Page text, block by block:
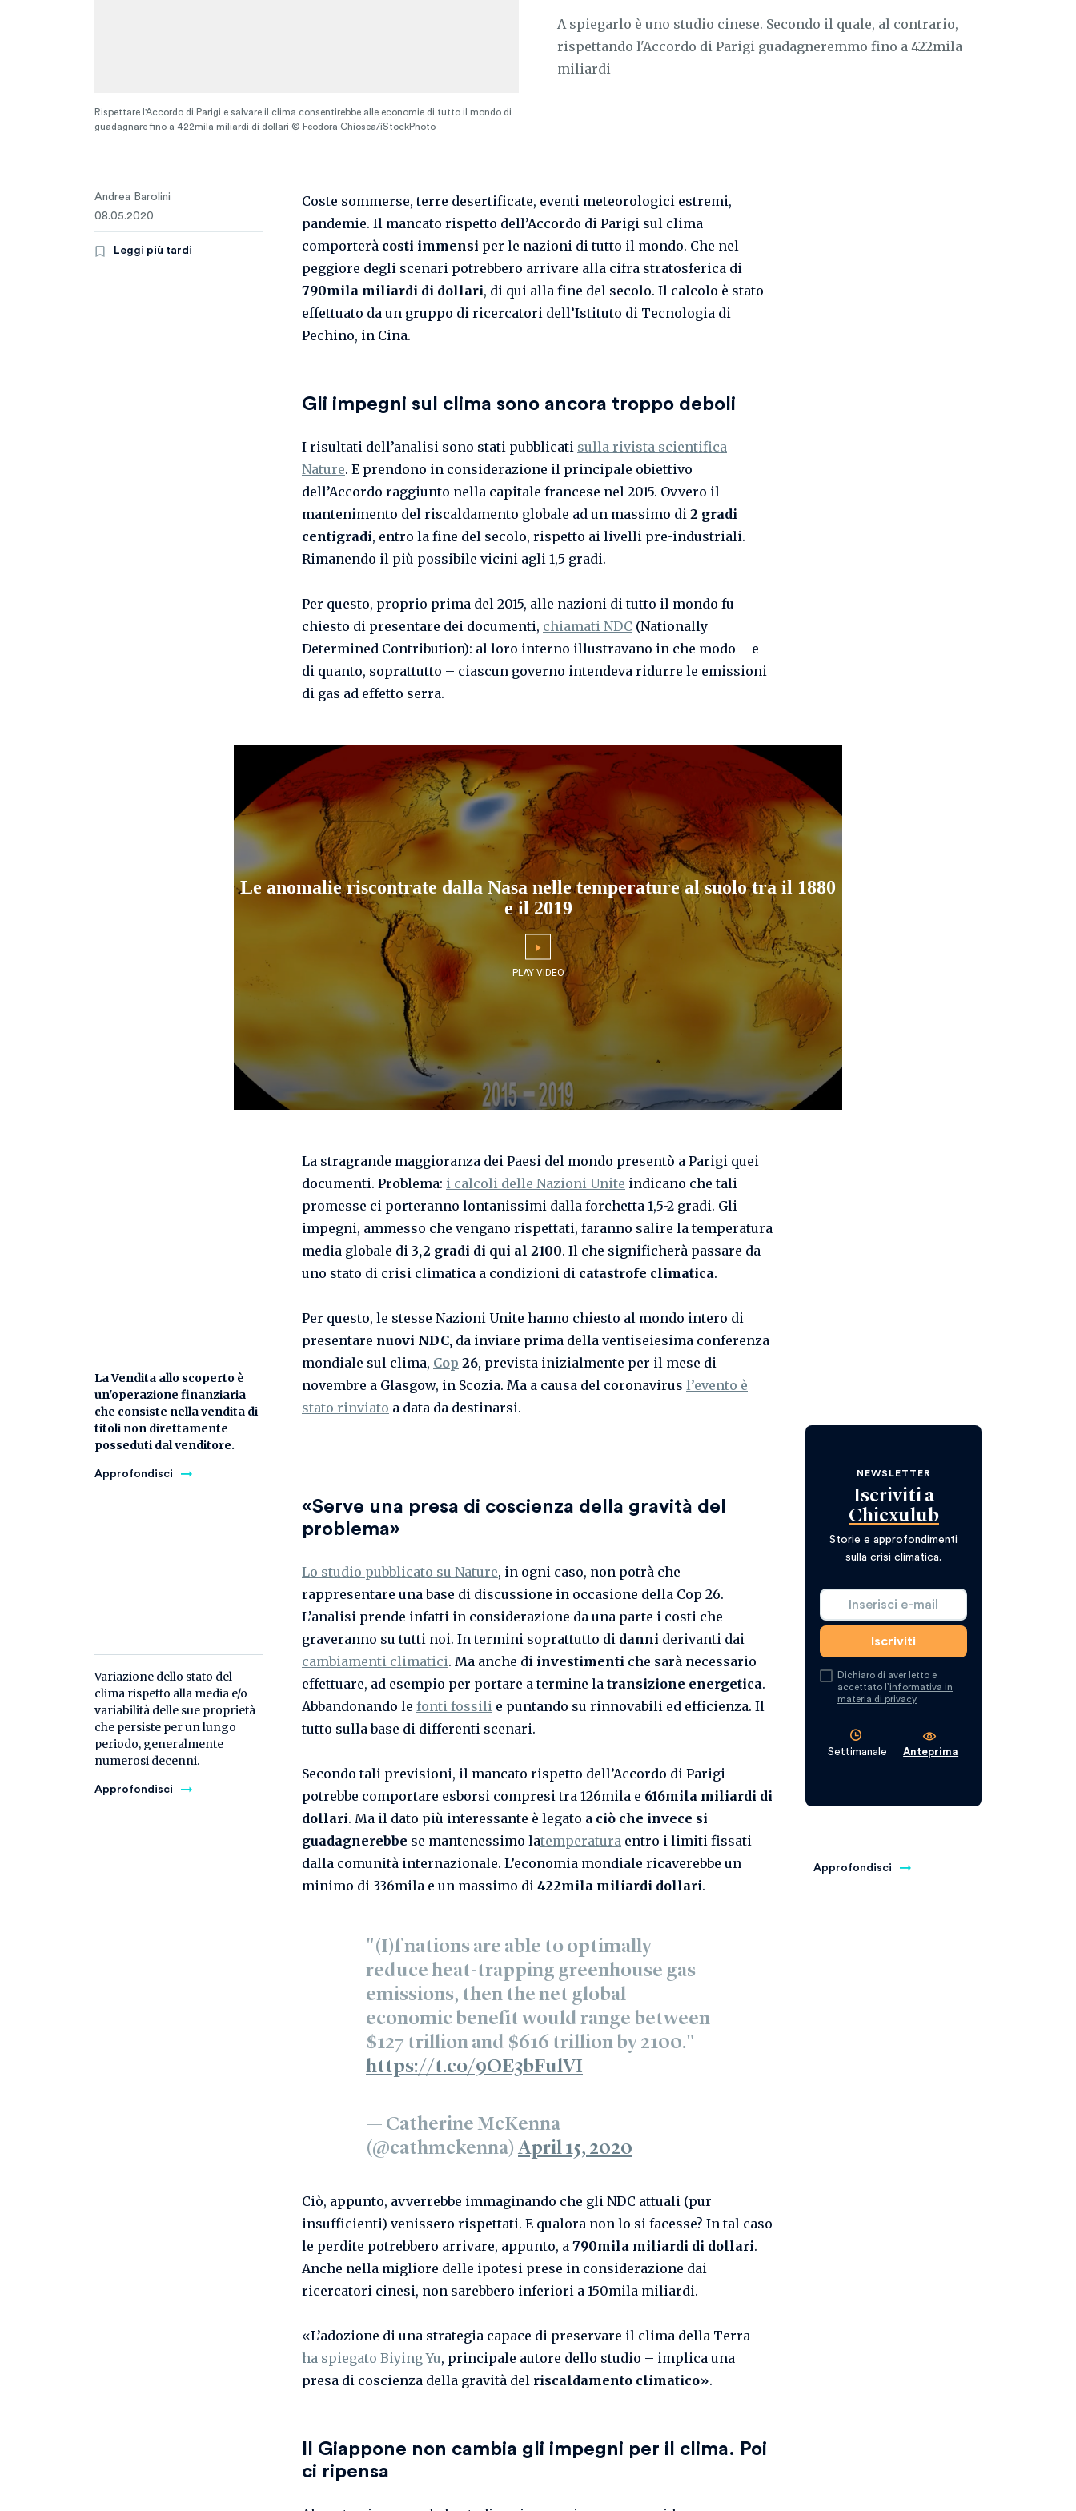
A spiegarlo è uno studio cinese. Secondo il quale, al contrario,
rispettando l'Accordo di Parigi guadagneremmo fino a 422mila
miliardi
Rispettare l'Accordo di Parigi e salvare il clima consentirebbe alle economie di tutto il mondo di
guadagnare fino a 422mila miliardi di dollari © Feodora Chiosea/iStockPhoto
Andrea Barolini
08.05.2020
Leggi più tardi
Coste sommerse, terre desertificate, eventi meteorologici estremi,
pandemie. Il mancato rispetto dell’Accordo di Parigi sul clima
comporterà costi immensi per le nazioni di tutto il mondo. Che nel
peggiore degli scenari potrebbero arrivare alla cifra stratosferica di
790mila miliardi di dollari, di qui alla fine del secolo. Il calcolo è stato
effettuato da un gruppo di ricercatori dell’Istituto di Tecnologia di
Pechino, in Cina.
Gli impegni sul clima sono ancora troppo deboli
I risultati dell’analisi sono stati pubblicati sulla rivista scientifica
Nature. E prendono in considerazione il principale obiettivo
dell’Accordo raggiunto nella capitale francese nel 2015. Ovvero il
mantenimento del riscaldamento globale ad un massimo di 2 gradi
centigradi, entro la fine del secolo, rispetto ai livelli pre-industriali.
Rimanendo il più possibile vicini agli 1,5 gradi.
Per questo, proprio prima del 2015, alle nazioni di tutto il mondo fu
chiesto di presentare dei documenti, chiamati NDC (Nationally
Determined Contribution): al loro interno illustravano in che modo – e
di quanto, soprattutto – ciascun governo intendeva ridurre le emissioni
di gas ad effetto serra.
Le anomalie riscontrate dalla Nasa nelle temperature al suolo tra il 1880
e il 2019
La stragrande maggioranza dei Paesi del mondo presentò a Parigi quei
documenti. Problema: i calcoli delle Nazioni Unite indicano che tali
promesse ci porteranno lontanissimi dalla forchetta 1,5-2 gradi. Gli
impegni, ammesso che vengano rispettati, faranno salire la temperatura
media globale di 3,2 gradi di qui al 2100. Il che significherà passare da
uno stato di crisi climatica a condizioni di catastrofe climatica.
Per questo, le stesse Nazioni Unite hanno chiesto al mondo intero di
presentare nuovi NDC, da inviare prima della ventiseiesima conferenza
mondiale sul clima, Cop
LaVendita allo scoperto è
un'operazione finanziaria
che consiste nella vendita di
titoli non direttamente
posseduti dal venditore.
Approfondisci
26, prevista inizialmente per il mese di
novembre a Glasgow, in Scozia. Ma a causa del coronavirus l’evento è
stato rinviato a data da destinarsi.
NEWSLETTER
Iscriviti a
Chicxulub
Storie e approfondimenti
sulla crisi climatica.
Dichiaro di aver letto e
accettato l’informativa in
materia di privacy
Settimanale Anteprima
«Serve una presa di coscienza della gravità del
problema»
Lo studio pubblicato su Nature, in ogni caso, non potrà che
rappresentare una base di discussione in occasione della Cop 26.
L’analisi prende infatti in considerazione da una parte i costi che
graveranno su tutti noi. In termini soprattutto di danni derivanti dai
cambiamenti climatici
Variazione dello stato del
clima rispetto alla media e/o
variabilità delle sue proprietà
che persiste per un lungo
periodo, generalmente
numerosi decenni.
Approfondisci
. Ma anche di investimenti che sarà necessario
effettuare, ad esempio per portare a termine la transizione energetica.
Abbandonando le fonti fossili e puntando su rinnovabili ed efficienza. Il
tutto sulla base di differenti scenari.
Secondo tali previsioni, il mancato rispetto dell’Accordo di Parigi
potrebbe comportare esborsi compresi tra 126mila e 616mila miliardi di
dollari. Ma il dato più interessante è legato a ciò che invece si
guadagnerebbe se mantenessimo latemperatura
Approfondisci
entro i limiti fissati
dalla comunità internazionale. L’economia mondiale ricaverebbe un
minimo di 336mila e un massimo di 422mila miliardi dollari.
"(I)f nations are able to optimally
reduce heat-trapping greenhouse gas
emissions, then the net global
economic benefit would range between
$127 trillion and $616 trillion by 2100."
https://t.co/9OE3bFulVI
— Catherine McKenna
(@cathmckenna) April 15, 2020
Ciò, appunto, avverrebbe immaginando che gli NDC attuali (pur
insufficienti) venissero rispettati. E qualora non lo si facesse? In tal caso
le perdite potrebbero arrivare, appunto, a 790mila miliardi di dollari.
Anche nella migliore delle ipotesi prese in considerazione dai
ricercatori cinesi, non sarebbero inferiori a 150mila miliardi.
«L’adozione di una strategia capace di preservare il clima della Terra –
ha spiegato Biying Yu, principale autore dello studio – implica una
presa di coscienza della gravità del riscaldamento climatico».
Il Giappone non cambia gli impegni per il clima. Poi
ci ripensa